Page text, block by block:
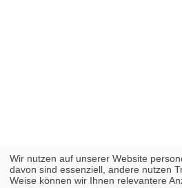
Wir nutzen auf unserer Website
davon sind essenziell, andere nutzen
Weise können wir Ihnen relevantere